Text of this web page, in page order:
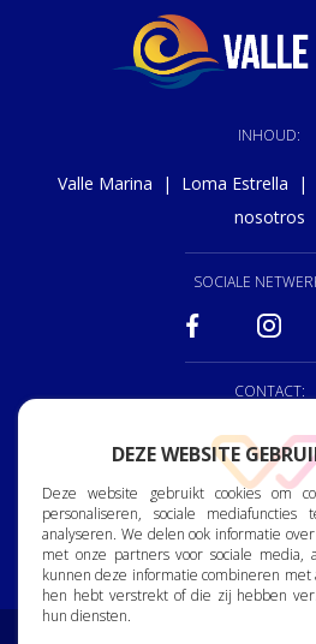
DEZE WEBSITE
Deze website gebruikt cookies om
personaliseren, sociale
analyseren. We delen ook informatie
met onze partners voor sociale media,
kunnen deze informatie combineren
hen hebt verstrekt of die zij hebben
hun diensten.
INHOUD:
Valle Marina | Loma Estrella |
nosotros
SOCIALE
CONTACT:
928 150
Bjorn Lyng Street,
Arguineguin. Gran